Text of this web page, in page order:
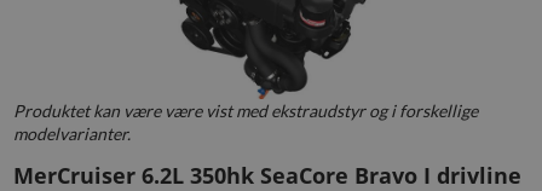
Produktet kan være være vist med ekstraudstyr og i forskellige
modelvarianter.
MerCruiser 6.2L 350hk SeaCore Bravo I drivline